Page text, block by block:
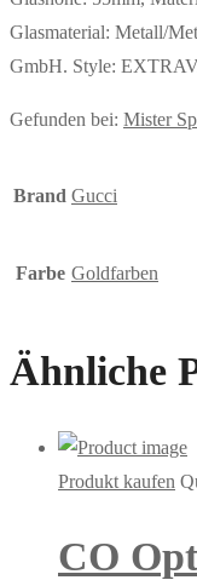
Glasmaterial: Metall/
GmbH. Style:
Gefunden bei: Mister
Brand Gucci
Farbe Goldfarben
Ähnliche
Produkt kaufen
CO